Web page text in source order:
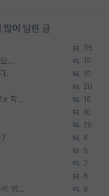
많이 달린 글
35
... 10
. 10
20
우리나라도 학구 열풍보면 Higher Doctorate 학위가 필요하다고 봅니다. 16
10
20
6
5
7
6
랩실 대학원생들 모두 능력 미달인건 지도교수의 영향 아닌가? 9